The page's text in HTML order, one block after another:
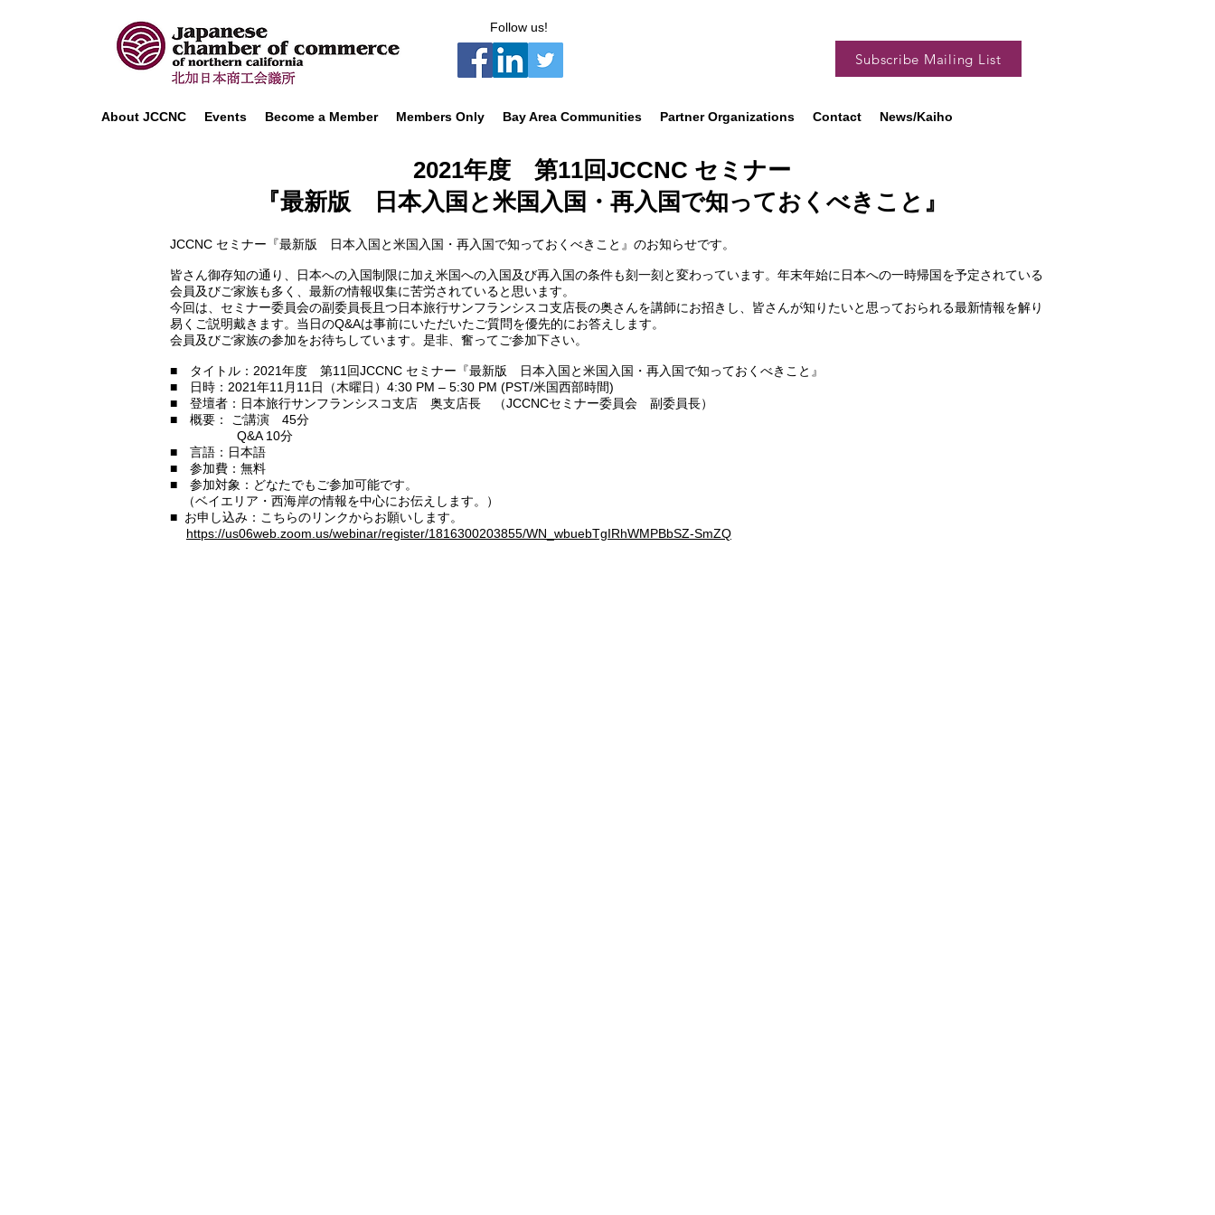
Follow us!
Subscribe Mailing List
About JCCNC Events Become a Member Members Only Bay Area Communities Partner Organizations Contact News/Kaiho
2021年度 第11回JCCNC セミナー
『最新版 日本入国と米国入国・再入国で知っておくべきこと』
JCCNC セミナー『最新版 日本入国と米国入国・再入国で知っておくべきこと』のお知らせです。
皆さん御存知の通り、日本への入国制限に加え米国への入国及び再入国の条件も刻一刻と変わっています。年末年始に日本への一時帰国を予定されている
会員及びご家族も多く、最新の情報収集に苦労されていると思います。
今回は、セミナー委員会の副委員長且つ日本旅行サンフランシスコ支店長の奥さんを講師にお招きし、皆さんが知りたいと思っておられる最新情報を解り
易くご説明戴きます。当日のQ&Aは事前にいただいたご質問を優先的にお答えします。
会員及びご家族の参加をお待ちしています。是非、奮ってご参加下さい。
■ タイトル：2021年度 第11回JCCNC セミナー『最新版 日本入国と米国入国・再入国で知っておくべきこと』
■ 日時：2021年11月11日（木曜日）4:30 PM – 5:30 PM (PST/米国西部時間)
■ 登壇者：日本旅行サンフランシスコ支店 奥支店長 （JCCNCセミナー委員会 副委員長）
■ 概要： ご講演 45分
Q&A 10分
■ 言語：日本語
■ 参加費：無料
■ 参加対象：どなたでもご参加可能です。
（ベイエリア・西海岸の情報を中心にお伝えします。）
■ お申し込み：こちらのリンクからお願いします。
https://us06web.zoom.us/webinar/register/1816300203855/WN_wbuebTgIRhWMPBbSZ-SmZQ